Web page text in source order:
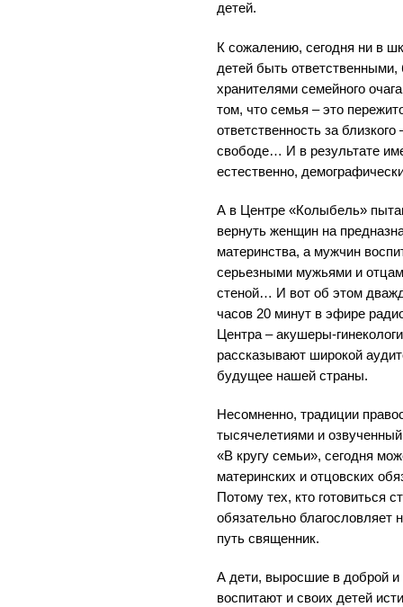
детей.
К сожалению, сегодня ни в
детей быть
хранителями семейного
том, что семья – это
ответственность за
свободе… И в результате
естественно,
А в Центре «Колыбель»
вернуть женщин на
материнства, а мужчин
серьезными мужьями и
стеной… И вот об этом
часов 20 минут в эфире
Центра – акушеры-
рассказывают широкой
будущее нашей страны.
Несомненно, традиции
тысячелетиями и
«В кругу семьи», сегодня
материнских и отцовских
Потому тех, кто готовиться
обязательно благословляет
путь священник.
А дети, выросшие в доброй и
воспитают и своих детей